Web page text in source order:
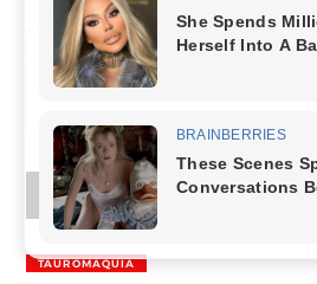
MENU
TAUROMAQUIA